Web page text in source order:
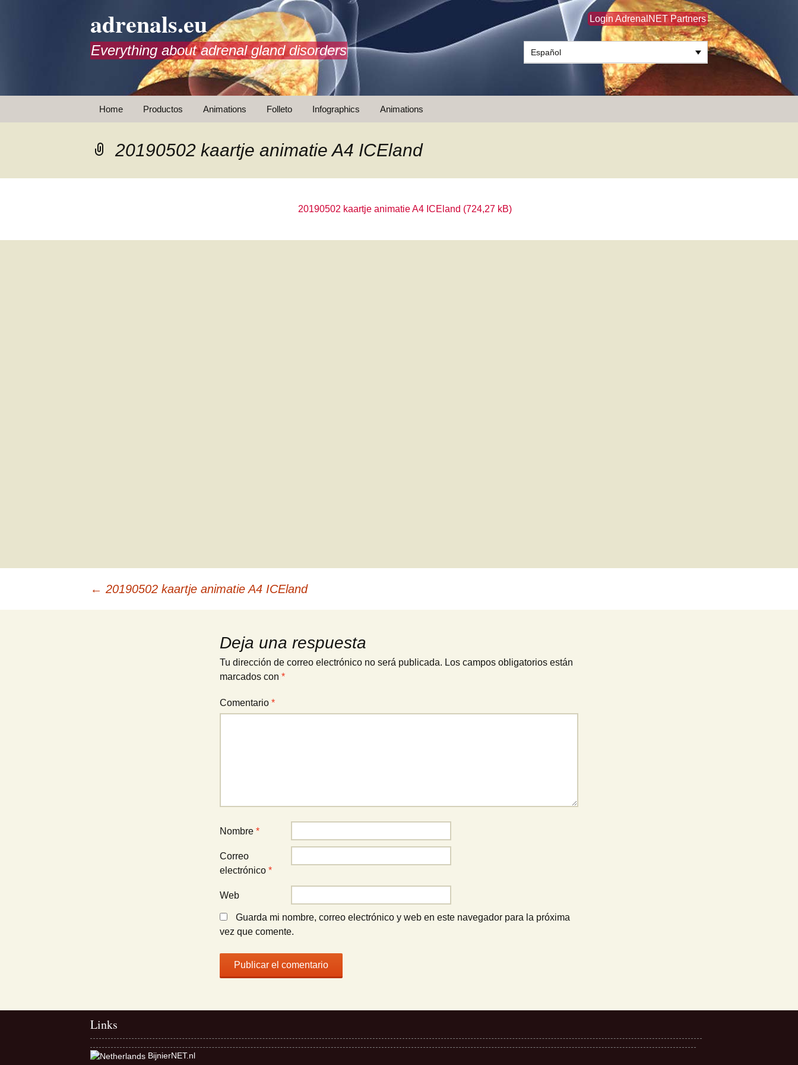
adrenals.eu
Everything about adrenal gland disorders
Login AdrenalNET Partners
Español
Home Productos
estrés
Animations Folleto Infographics Animations
20190502 kaartje animatie A4 ICEland
20190502 kaartje animatie A4 ICEland
de
← 20190502 kaartje animatie A4 ICEland
Deja una respuesta
Tu dirección de correo electrónico no será publicada. Los campos obligatorios están
marcados con *
Comentario *
Nombre *
Correo
electrónico *
Web
Guarda mi nombre, correo electrónico y web en este navegador para la próxima
vez que comente.
Links
BijnierNET.nl